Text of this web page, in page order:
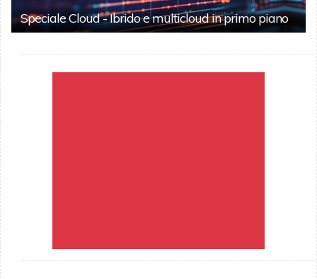
Speciale Cloud - Ibrido e multicloud in primo piano